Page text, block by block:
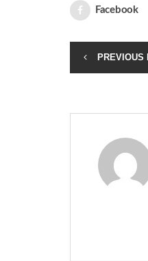
Facebook
PREVIOUS